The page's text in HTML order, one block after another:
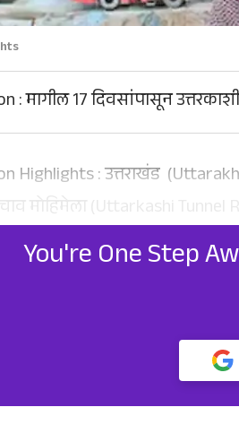
मागील 17 दिवसांपासून
: उत्तराखंड
You're One Step